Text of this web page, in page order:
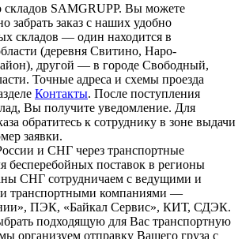
складов SAMGRUPP. Вы можете
забрать заказ с наших удобно
складов — один находится в
(деревня Свитино, Наро-
другой — в городе Свободный,
Точные адреса и схемы проезда
Контакты. После поступления
Вы получите уведомление. Для
обратитесь к сотруднику в зоне выдачи
заявки.
и СНГ через транспортные
бесперебойных поставок в регионы
СНГ сотрудничаем с ведущими и
транспортными компаниями —
ПЭК, «Байкал Сервис», КИТ, СДЭК.
подходящую для Вас транспортную
организуем отправку Вашего груза с